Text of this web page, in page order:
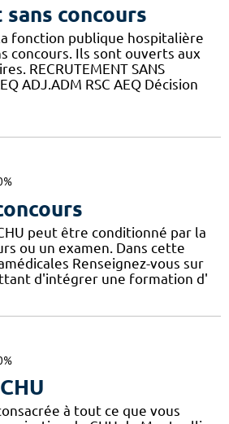
concours
fonction publique hospitalière
concours. Ils sont ouverts aux
RECRUTEMENT SANS
ADJ.ADM RSC AEQ Décision
peut être conditionné par la
ou un examen. Dans cette
Renseignez-vous sur
d'intégrer une formation d'
à tout ce que vous